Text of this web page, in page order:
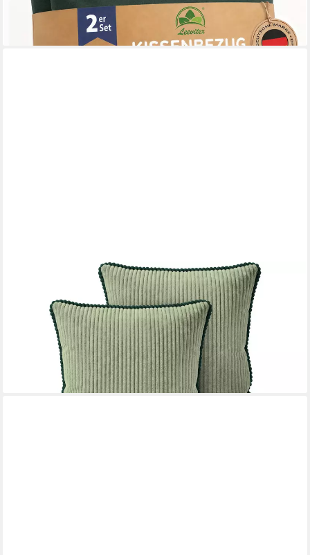
lieferbar - in 2-3 Werktagen bei dir
+11
Kissenbezüge 2er Set Kissenbezug Kissenhüllen weich
waschbar, (2 Stück), Cord-Optik, Hotelverschluss, weich
ab 12,49 €
16,49 €
lieferbar - in 3-4 Werktagen bei dir
+8